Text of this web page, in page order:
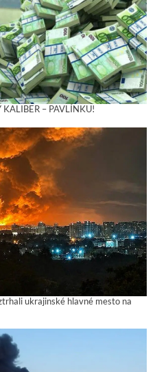
– PAVLÍNKU!
ukrajinské hlavné mesto na